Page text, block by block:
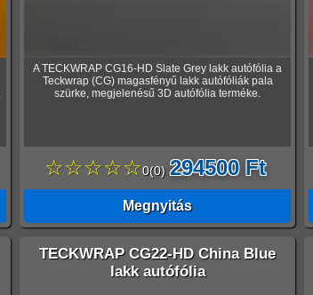
A TECKWRAP CG16-HD Slate Grey lakk autófólia a
Teckwrap (CG) magasfényű lakk autófóliák pala
szürke, megjelenésű 3D autófólia terméke.
☆☆☆☆☆0(0) 294500 Ft
Megnyitás
TECKWRAP CG22-HD China Blue
lakk autófólia